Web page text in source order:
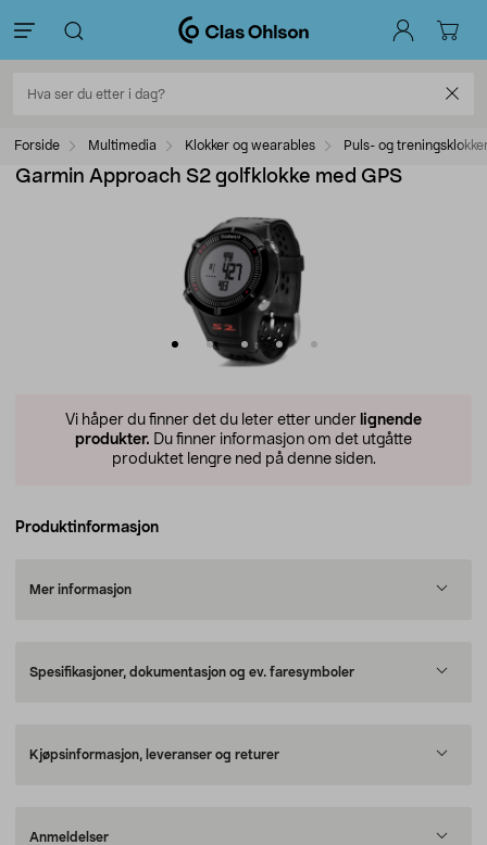
Forside Multimedia Klokker og wearables Puls- og
Garmin Approach S2 golfklokke med GPS
Vi håper du finner det du leter etter under lignende
produkter. Du finner informasjon om det utgåtte
produktet lengre ned på denne siden.
Produktinformasjon
Mer informasjon
Spesifikasjoner, dokumentasjon og ev. faresymboler
Kjøpsinformasjon, leveranser og returer
Anmeldelser